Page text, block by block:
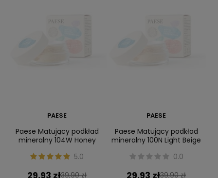
PAESE
Paese Matujący podkład
mineralny 104W Honey
5.0
29,93 zł39,90 zł
PAESE
Paese Matujący podkład
mineralny 100N Light Beige
0.0
29,93 zł39,90 zł